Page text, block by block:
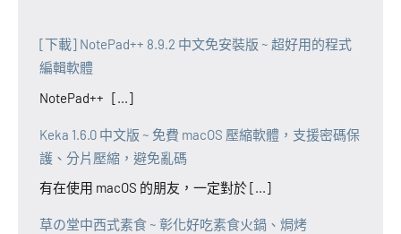
[下載] NotePad++ 8.9.2 中文免安裝版 ~ 超好用的程式
編輯軟體
NotePad++ [...]
Keka 1.6.0 中文版 ~ 免費 macOS 壓縮軟體，支援密碼保
護、分片壓縮，避免亂碼
有在使用 macOS 的朋友，一定對於 [...]
草の堂中西式素食 ~ 彰化好吃素食火鍋、焗烤